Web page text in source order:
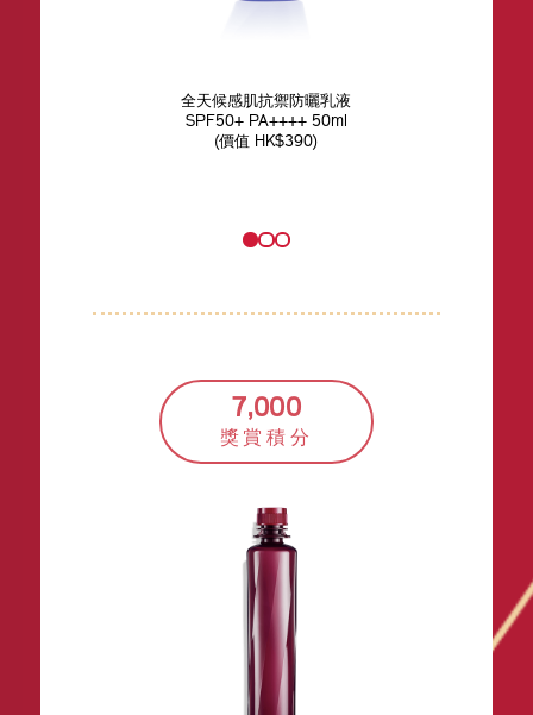
全天候感肌抗禦防曬乳液
SPF50+ PA++++ 50ml
(價值 HK$390)
7,000
獎賞積分